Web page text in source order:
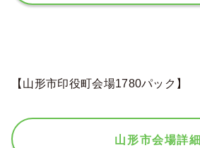
【山形市印役町会場1780パック】
山形市会場詳細